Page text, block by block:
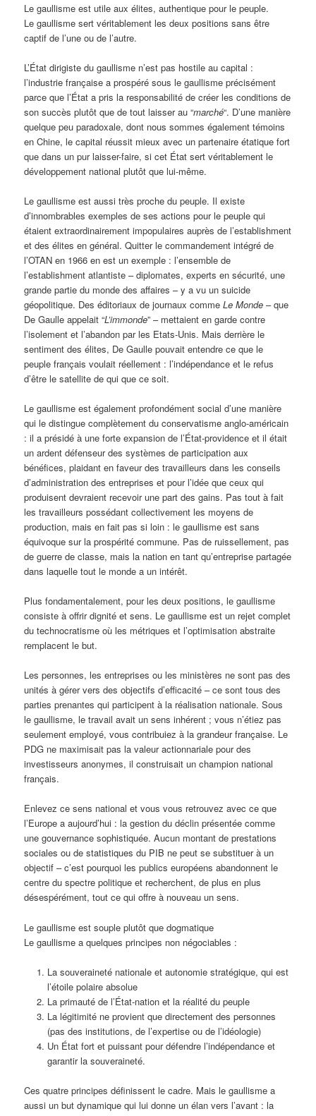
Le gaullisme est utile aux élites, authentique pour le peuple.
Le gaullisme sert véritablement les deux positions sans être
captif de l’une ou de l’autre.
L’État dirigiste du gaullisme n’est pas hostile au capital :
l’industrie française a prospéré sous le gaullisme précisément
parce que l’État a pris la responsabilité de créer les conditions de
son succès plutôt que de tout laisser au “marché“. D’une manière
quelque peu paradoxale, dont nous sommes également témoins
en Chine, le capital réussit mieux avec un partenaire étatique fort
que dans un pur laisser-faire, si cet État sert véritablement le
développement national plutôt que lui-même.
Le gaullisme est aussi très proche du peuple. Il existe
d’innombrables exemples de ses actions pour le peuple qui
étaient extraordinairement impopulaires auprès de l’establishment
et des élites en général. Quitter le commandement intégré de
l’OTAN en 1966 en est un exemple : l’ensemble de
l’establishment atlantiste – diplomates, experts en sécurité, une
grande partie du monde des affaires – y a vu un suicide
géopolitique. Des éditoriaux de journaux commeLe Monde – que
De Gaulle appelait “L’immonde” – mettaient en garde contre
l’isolement et l’abandon par les Etats-Unis. Mais derrière le
sentiment des élites, De Gaulle pouvait entendre ce que le
peuple français voulait réellement : l’indépendance et le refus
d’être le satellite de qui que ce soit.
Le gaullisme est également profondément social d’une manière
qui le distingue complètement du conservatisme anglo-américain
: il a présidé à une forte expansion de l’État-providence et il était
un ardent défenseur des systèmes de participation aux
bénéfices, plaidant en faveur des travailleurs dans les conseils
d’administration des entreprises et pour l’idée que ceux qui
produisent devraient recevoir une part des gains. Pas tout à fait
les travailleurs possédant collectivement les moyens de
production, mais en fait pas si loin : le gaullisme est sans
équivoque sur la prospérité commune. Pas de ruissellement, pas
de guerre de classe, mais la nation en tant qu’entreprise partagée
dans laquelle tout le monde a un intérêt.
Plus fondamentalement, pour les deux positions, le gaullisme
consiste à offrir dignité et sens. Le gaullisme est un rejet complet
du technocratisme où les métriques et l’optimisation abstraite
remplacent le but.
Les personnes, les entreprises ou les ministères ne sont pas des
unités à gérer vers des objectifs d’efficacité – ce sont tous des
parties prenantes qui participent à la réalisation nationale. Sous
le gaullisme, le travail avait un sens inhérent ; vous n’étiez pas
seulement employé, vous contribuiez à la grandeur française. Le
PDG ne maximisait pas la valeur actionnariale pour des
investisseurs anonymes, il construisait un champion national
français.
Enlevez ce sens national et vous vous retrouvez avec ce que
l’Europe a aujourd’hui : la gestion du déclin présentée comme
une gouvernance sophistiquée. Aucun montant de prestations
sociales ou de statistiques du PIB ne peut se substituer à un
objectif – c’est pourquoi les publics européens abandonnent le
centre du spectre politique et recherchent, de plus en plus
désespérément, tout ce qui offre à nouveau un sens.
Le gaullisme est souple plutôt que dogmatique
Le gaullisme a quelques principes non négociables :
La souveraineté nationale et autonomie stratégique, qui est
l’étoile polaire absolue
La primauté de l’État-nation et la réalité du peuple
La légitimité ne provient que directement des personnes
(pas des institutions, de l’expertise ou de l’idéologie)
Un État fort et puissant pour défendre l’indépendance et
garantir la souveraineté.
Ces quatre principes définissent le cadre. Mais le gaullisme a
aussi un but dynamique qui lui donne un élan vers l’avant : la